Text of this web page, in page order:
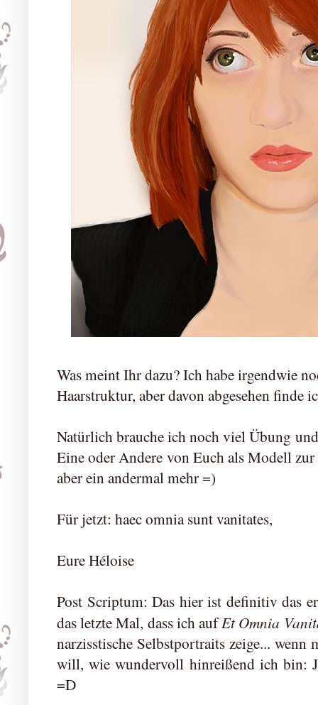
Was meint Ihr dazu? Ich habe irgendwie
Haarstruktur, aber davon abgesehen finde
Natürlich brauche ich noch viel Übung
Eine oder Andere von Euch als Modell
aber ein andermal mehr =)
Für jetzt: haec omnia sunt vanitates,
Eure Héloise
Post Scriptum: Das hier ist definitiv das
das letzte Mal, dass ich aufEt Omnia
narzisstische Selbstportraits zeige...
will, wie wundervoll hinreißend ich bin:
=D